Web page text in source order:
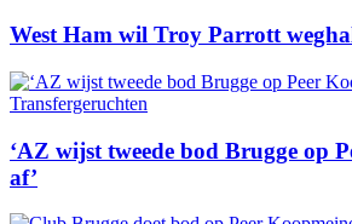
West Ham wil Troy Parrott
Transfergeruchten
‘AZ wijst tweede bod Brugge op
af’